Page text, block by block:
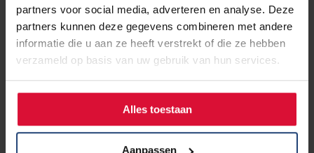
partners voor social media, adverteren en analyse. Deze
partners kunnen deze gegevens combineren met andere
informatie die u aan ze heeft verstrekt of die ze hebben
verzameld op basis van uw gebruik van hun services.
Alles toestaan
Aanpassen